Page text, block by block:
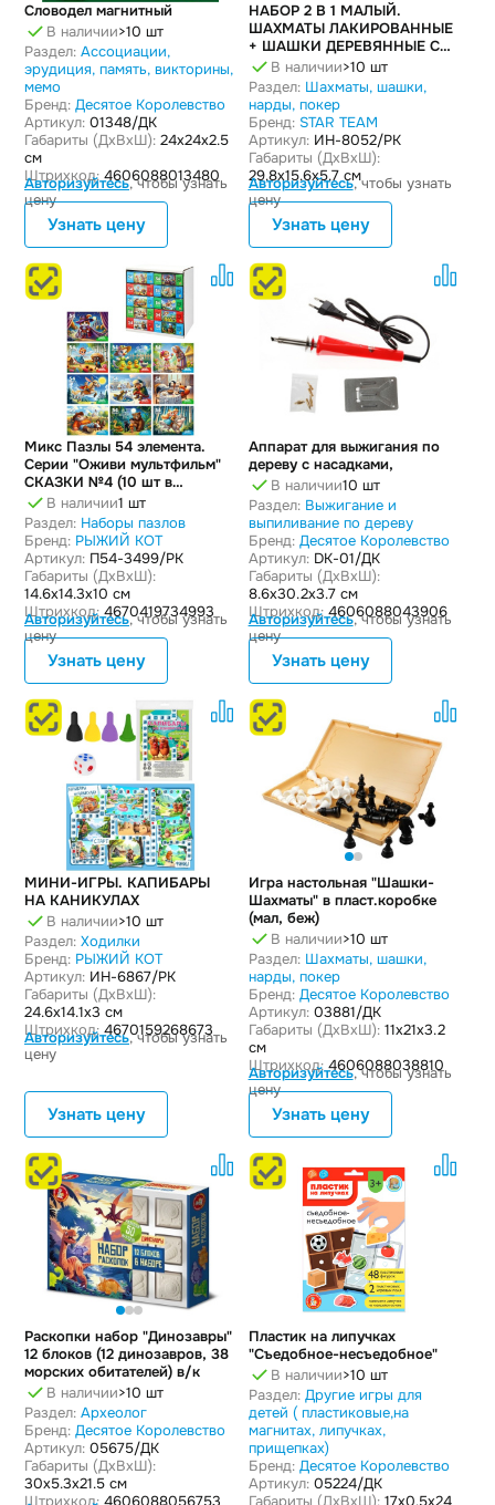
Словодел магнитный
В наличии>10 шт
Раздел: Ассоциации,
эрудиция, память, викторины,
мемо
Бренд: Десятое Королевство
Артикул: 01348/ДК
Габариты (ДxВxШ): 24x24x2.5
см
Штрихкод: 4606088013480
Авторизуйтесь, чтобы узнать
цену
Узнать цену
НАБОР 2 В 1 МАЛЫЙ.
ШАХМАТЫ ЛАКИРОВАННЫЕ
+ ШАШКИ ДЕРЕВЯННЫЕ С
ДОСКОЙ (295Х145 ММ)
В наличии>10 шт
Раздел: Шахматы, шашки,
нарды, покер
Бренд: STAR TEAM
Артикул:ИН-8052/РК
Габариты (ДxВxШ):
29.8x15.6x5.7 см
Авторизуйтесь, чтобы узнать
цену
Узнать цену
Микс Пазлы 54 элемента.
Серии "Оживи мультфильм"
СКАЗКИ №4 (10 шт в
шоубоксе)
В наличии1 шт
Раздел: Наборы пазлов
Бренд: РЫЖИЙ КОТ
Артикул: П54-3499/РК
Габариты (ДxВxШ):
14.6x14.3x10 см
Штрихкод: 4670419734993
Авторизуйтесь, чтобы узнать
цену
Узнать цену
Аппарат для выжигания по
дереву с насадками,
В наличии10 шт
Раздел: Выжигание и
выпиливание по дереву
Бренд: Десятое Королевство
Артикул:DK-01/ДК
Габариты (ДxВxШ):
8.6x30.2x3.7 см
Штрихкод:4606088043906
Авторизуйтесь, чтобы узнать
цену
Узнать цену
МИНИ-ИГРЫ. КАПИБАРЫ
НА КАНИКУЛАХ
В наличии>10 шт
Раздел: Ходилки
Бренд: РЫЖИЙ КОТ
Артикул: ИН-6867/РК
Габариты (ДxВxШ):
24.6x14.1x3 см
Штрихкод: 4670159268673
Авторизуйтесь, чтобы узнать
цену
Узнать цену
Игра настольная "Шашки-
Шахматы" в пласт.коробке
(мал, беж)
В наличии>10 шт
Раздел: Шахматы, шашки,
нарды, покер
Бренд: Десятое Королевство
Артикул:03881/ДК
Габариты (ДxВxШ):11x21x3.2
см
Штрихкод:4606088038810
Авторизуйтесь, чтобы узнать
цену
Узнать цену
Раскопки набор "Динозавры"
12 блоков (12 динозавров, 38
морских обитателей) в/к
В наличии>10 шт
Раздел: Археолог
Бренд: Десятое Королевство
Артикул: 05675/ДК
Габариты (ДxВxШ):
30x5.3x21.5 см
Пластик на липучках
"Съедобное-несъедобное"
В наличии>10 шт
Раздел: Другие игры для
детей ( пластиковые,на
магнитах, липучках,
прищепках)
Бренд: Десятое Королевство
Артикул:05224/ДК